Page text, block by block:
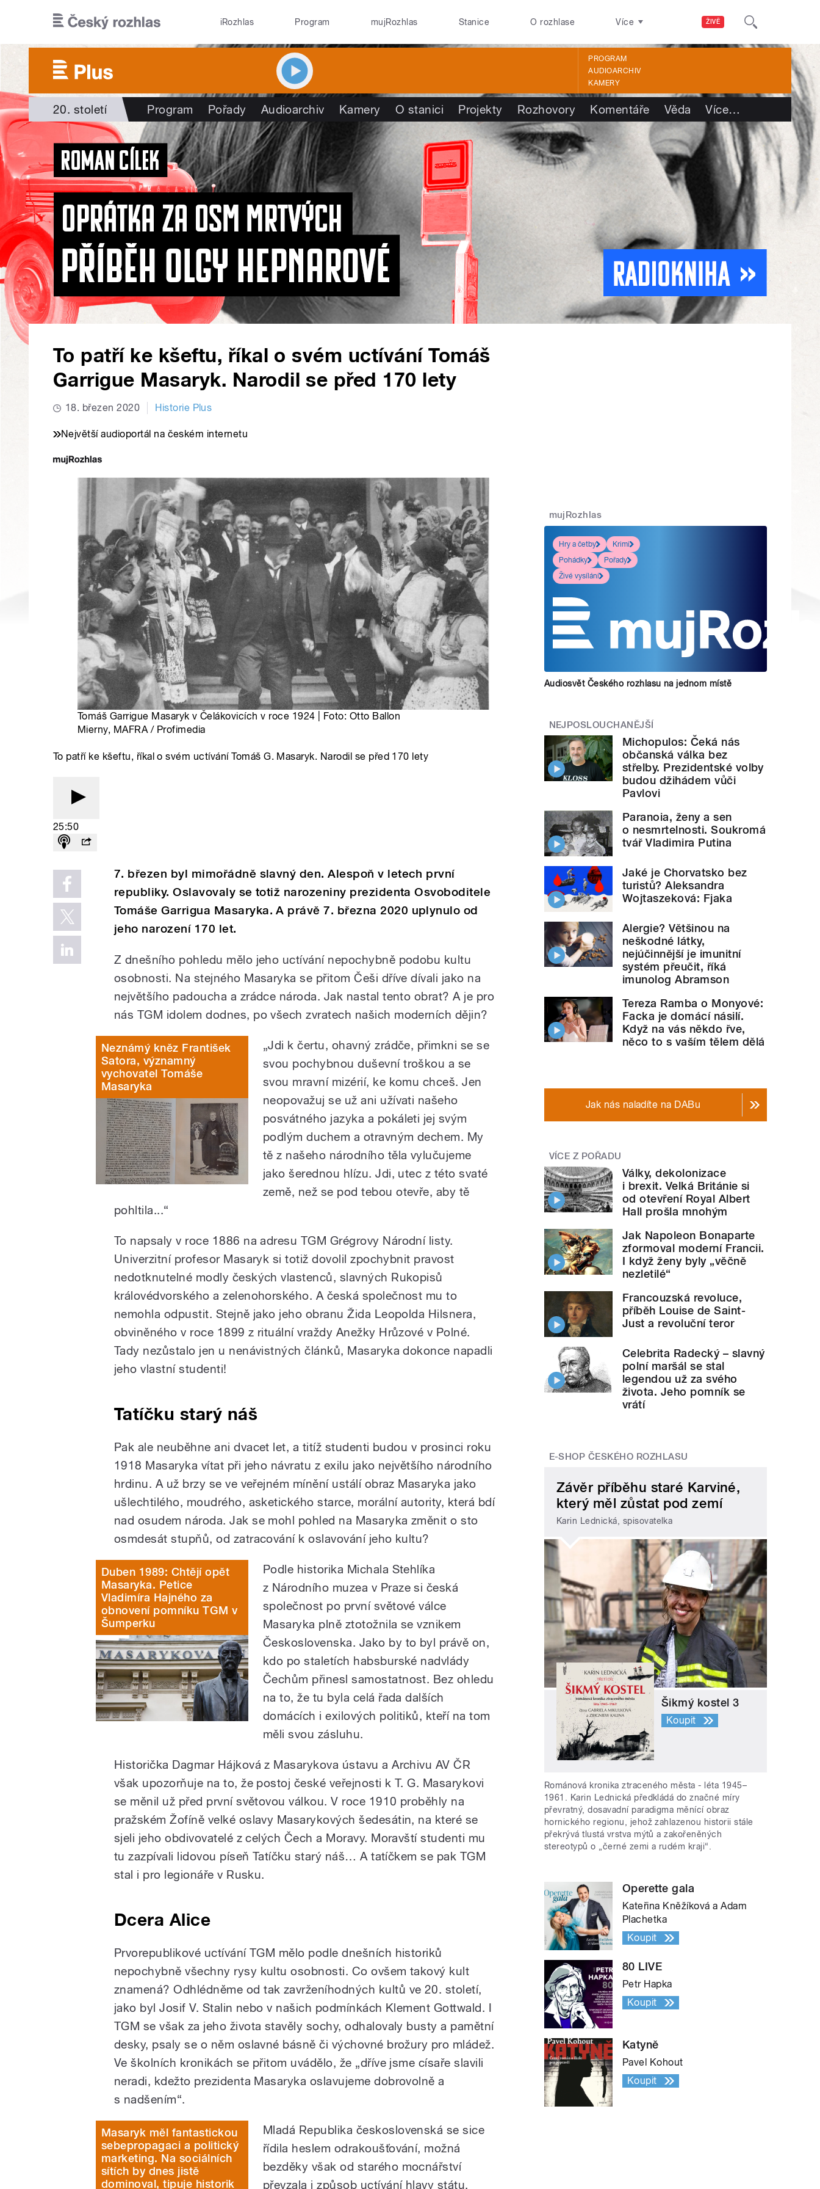
ŽIVĚ
iRozhlas Program mujRozhlas Stanice O rozhlase Více
PROGRAM
AUDIOARCHIV
KAMERY
20. století Program Pořady Audioarchiv Kamery O stanici Projekty Rozhovory Komentáře Věda Více…
To patří ke kšeftu, říkal o svém uctívání Tomáš
Garrigue Masaryk. Narodil se před 170 lety
18. březen 2020 Historie Plus
Největší audioportál na českém internetu
Tomáš Garrigue Masaryk v Čelákovicích v roce 1924 | Foto: Otto Ballon
Mierny, MAFRA / Profimedia
To patří ke kšeftu, říkal o svém uctívání Tomáš G. Masaryk. Narodil se před 170 lety
25:50
7. březen byl mimořádně slavný den. Alespoň v letech první
republiky. Oslavovaly se totiž narozeniny prezidenta Osvoboditele
Tomáše Garrigua Masaryka. A právě 7. března 2020 uplynulo od
jeho narození 170 let.
Z dnešního pohledu mělo jeho uctívání nepochybně podobu kultu
osobnosti. Na stejného Masaryka se přitom Češi dříve dívali jako na
největšího padoucha a zrádce národa. Jak nastal tento obrat? A je pro
nás TGM idolem dodnes, po všech zvratech našich moderních dějin?
Neznámý kněz František
Satora, významný
vychovatel Tomáše
Masaryka
„Jdi k čertu, ohavný zrádče, přimkni se se
svou pochybnou duševní troškou a se
svou mravní mizérií, ke komu chceš. Jen
neopovažuj se už ani užívati našeho
posvátného jazyka a pokáleti jej svým
podlým duchem a otravným dechem. My
tě z našeho národního těla vylučujeme
jako šerednou hlízu. Jdi, utec z této svaté
země, než se pod tebou otevře, aby tě
pohltila...“
To napsaly v roce 1886 na adresu TGM Grégrovy Národní listy.
Univerzitní profesor Masaryk si totiž dovolil zpochybnit pravost
nedotknutelné modly českých vlastenců, slavných Rukopisů
královédvorského a zelenohorského. A česká společnost mu to
nemohla odpustit. Stejně jako jeho obranu Žida Leopolda Hilsnera,
obviněného v roce 1899 z rituální vraždy Anežky Hrůzové v Polné.
Tady nezůstalo jen u nenávistných článků, Masaryka dokonce napadli
jeho vlastní studenti!
Tatíčku starý náš
Pak ale neuběhne ani dvacet let, a titíž studenti budou v prosinci roku
1918 Masaryka vítat při jeho návratu z exilu jako největšího národního
hrdinu. A už brzy se ve veřejném mínění ustálí obraz Masaryka jako
ušlechtilého, moudrého, asketického starce, morální autority, která bdí
nad osudem národa. Jak se mohl pohled na Masaryka změnit o sto
osmdesát stupňů, od zatracování k oslavování jeho kultu?
Duben 1989: Chtějí opět
Masaryka. Petice
Vladimíra Hajného za
obnovení pomníku TGM v
Šumperku
Podle historika Michala Stehlíka
z Národního muzea v Praze si česká
společnost po první světové válce
Masaryka plně ztotožnila se vznikem
Československa. Jako by to byl právě on,
kdo po staletích habsburské nadvlády
Čechům přinesl samostatnost. Bez ohledu
na to, že tu byla celá řada dalších
domácích i exilových politiků, kteří na tom
měli svou zásluhu.
Historička Dagmar Hájková z Masarykova ústavu a Archivu AV ČR
však upozorňuje na to, že postoj české veřejnosti k T. G. Masarykovi
se měnil už před první světovou válkou. V roce 1910 proběhly na
pražském Žofíně velké oslavy Masarykových šedesátin, na které se
sjeli jeho obdivovatelé z celých Čech a Moravy. Moravští studenti mu
tu zazpívali lidovou píseň Tatíčku starý náš… A tatíčkem se pak TGM
stal i pro legionáře v Rusku.
Dcera Alice
Prvorepublikové uctívání TGM mělo podle dnešních historiků
nepochybně všechny rysy kultu osobnosti. Co ovšem takový kult
znamená? Odhlédněme od tak zavrženíhodných kultů ve 20. století,
jako byl Josif V. Stalin nebo v našich podmínkách Klement Gottwald. I
TGM se však za jeho života stavěly sochy, odhalovaly busty a pamětní
desky, psaly se o něm oslavné básně či výchovné brožury pro mládež.
Ve školních kronikách se přitom uvádělo, že „dříve jsme císaře slavili
neradi, kdežto prezidenta Masaryka oslavujeme dobrovolně a
s nadšením“.
Masaryk měl fantastickou
sebepropagaci a politický
marketing. Na sociálních
sítích by dnes jistě
dominoval, tipuje historik
Mladá Republika československá se sice
řídila heslem odrakoušťování, možná
bezděky však od starého mocnářství
převzala i způsob uctívání hlavy státu.
mujRozhlas
Hry a četby
Krimi
Pohádky
Pořady
Živé vysílání
Audiosvět Českého rozhlasu na jednom místě
NEJPOSLOUCHANĚJŠÍ
Michopulos: Čeká nás
občanská válka bez
střelby. Prezidentské volby
budou džihádem vůči
Pavlovi
Paranoia, ženy a sen
o nesmrtelnosti. Soukromá
tvář Vladimira Putina
Jaké je Chorvatsko bez
turistů? Aleksandra
Wojtaszeková: Fjaka
Alergie? Většinou na
neškodné látky,
nejúčinnější je imunitní
systém přeučit, říká
imunolog Abramson
Tereza Ramba o Monyové:
Facka je domácí násilí.
Když na vás někdo řve,
něco to s vaším tělem dělá
Jak nás naladíte na DABu
VÍCE Z POŘADU
Války, dekolonizace
i brexit. Velká Británie si
od otevření Royal Albert
Hall prošla mnohým
Jak Napoleon Bonaparte
zformoval moderní Francii.
I když ženy byly „věčně
nezletilé“
Francouzská revoluce,
příběh Louise de Saint-
Just a revoluční teror
Celebrita Radecký – slavný
polní maršál se stal
legendou už za svého
života. Jeho pomník se
vrátí
E-SHOP ČESKÉHO ROZHLASU
Závěr příběhu staré Karviné,
který měl zůstat pod zemí
Karin Lednická, spisovatelka
Šikmý kostel 3
Koupit
Románová kronika ztraceného města - léta 1945–
1961. Karin Lednická předkládá do značné míry
převratný, dosavadní paradigma měnící obraz
hornického regionu, jehož zahlazenou historii stále
překrývá tlustá vrstva mýtů a zakořeněných
stereotypů o „černé zemi a rudém kraji“.
Operette gala
Kateřina Kněžíková a Adam
Plachetka
Koupit
80 LIVE
Petr Hapka
Koupit
Katyně
Pavel Kohout
Koupit